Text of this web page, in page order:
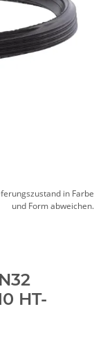
in Farbe
und Form abweichen.
HT-